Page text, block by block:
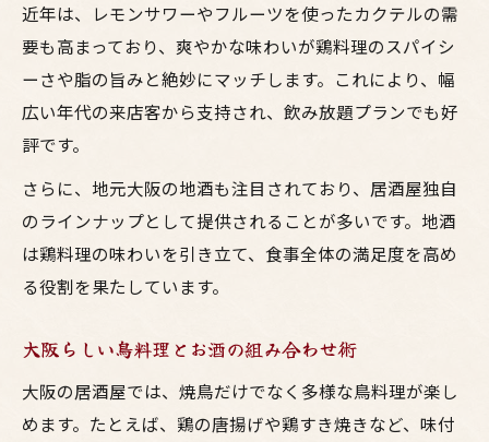
居酒屋で鳥料理とお酒ペアリングを極める
焼鳥におすすめのお酒の相性を解説
大阪居酒屋で実践できるペアリング方法
お酒と鳥料理の組み合わせアイデア集
ソフトドリンク派にも嬉しい居酒屋メニュー紹
介
居酒屋で楽しむソフトドリンクメニュー特
梅田の居酒屋で人気ノンアルコールお酒体
験
鳥料理に合うソフトドリンクの選び方ガイ
近年は、レモンサワーやフルーツを使ったカクテルの需
要も高まっており、爽やかな味わいが鶏料理のスパイシ
ーさや脂の旨みと絶妙にマッチします。これにより、幅
広い年代の来店客から支持され、飲み放題プランでも好
評です。
さらに、地元大阪の地酒も注目されており、居酒屋独自
のラインナップとして提供されることが多いです。地酒
は鶏料理の味わいを引き立て、食事全体の満足度を高め
る役割を果たしています。
大阪らしい鳥料理とお酒の組み合わせ術
大阪の居酒屋では、焼鳥だけでなく多様な鳥料理が楽し
めます。たとえば、鶏の唐揚げや鶏すき焼きなど、味付